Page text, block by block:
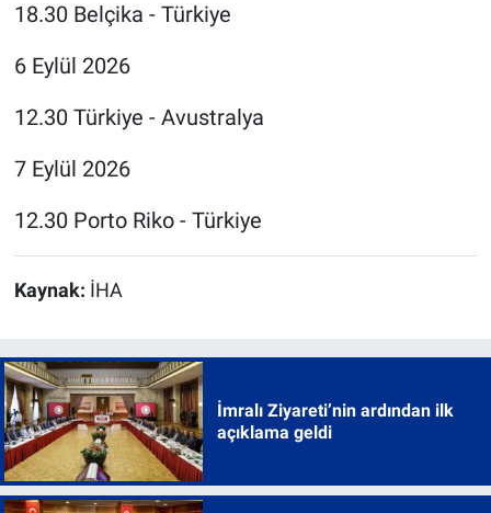
18.30 Belçika - Türkiye
6 Eylül 2026
12.30 Türkiye - Avustralya
7 Eylül 2026
12.30 Porto Riko - Türkiye
Kaynak: İHA
İmralı Ziyareti’nin ardından ilk
açıklama geldi